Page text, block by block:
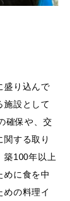
盛り込んで
施設として
確保や、交
する取り
築100年以上
めに食を中
めの料理イ